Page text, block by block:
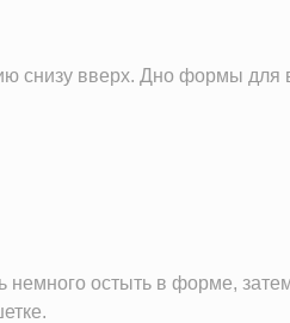
снизу вверх. Дно формы для
немного остыть в форме,